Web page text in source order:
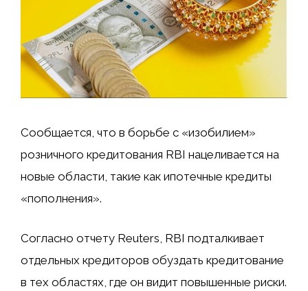
Сообщается, что в борьбе с «изобилием»
розничного кредитования RBI нацеливается на
новые области, такие как ипотечные кредиты
«пополнения».
Согласно отчету Reuters, RBI подталкивает
отдельных кредиторов обуздать кредитование
в тех областях, где он видит повышенные риски.